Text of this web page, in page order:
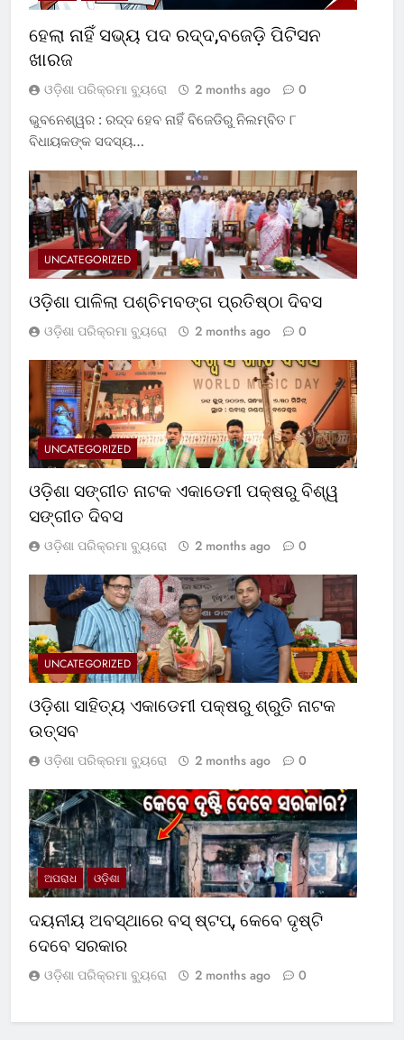
ହେଲା ନାହିଁ ସଭ୍ୟ ପଦ ରଦ୍ଦ,ବଜେଡ଼ି ପିଟିସନ
ଖାରଜ
ଓଡ଼ିଶା ପରିକ୍ରମା ବ୍ୟୁରୋ 2 months ago 0
ଭୁବନେଶ୍ୱର : ରଦ୍ଦ ହେବ ନାହିଁ ବିଜେଡିରୁ ନିଲମ୍ବିତ ୮
ବିଧାୟକଙ୍କ ସଦସ୍ୟ…
UNCATEGORIZED
ଓଡ଼ିଶା ପାଳିଲା ପଶ୍ଚିମବଙ୍ଗ ପ୍ରତିଷ୍ଠା ଦିବସ
ଓଡ଼ିଶା ପରିକ୍ରମା ବ୍ୟୁରୋ 2 months ago 0
UNCATEGORIZED
ଓଡ଼ିଶା ସଙ୍ଗୀତ ନାଟକ ଏକାଡେମୀ ପକ୍ଷରୁ ବିଶ୍ୱ
ସଙ୍ଗୀତ ଦିବସ
ଓଡ଼ିଶା ପରିକ୍ରମା ବ୍ୟୁରୋ 2 months ago 0
UNCATEGORIZED
ଓଡ଼ିଶା ସାହିତ୍ୟ ଏକାଡେମୀ ପକ୍ଷରୁ ଶ୍ରୁତି ନାଟକ
ଉତ୍ସବ
ଓଡ଼ିଶା ପରିକ୍ରମା ବ୍ୟୁରୋ 2 months ago 0
ଅପରାଧ ଓଡ଼ିଶା
ଦୟନୀୟ ଅବସ୍ଥାରେ ବସ୍‌ ଷ୍ଟପ୍‌, କେବେ ଦୃଷ୍ଟି
ଦେବେ ସରକାର
ଓଡ଼ିଶା ପରିକ୍ରମା ବ୍ୟୁରୋ 2 months ago 0